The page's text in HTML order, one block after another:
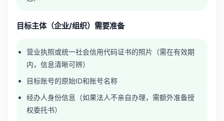
目标主体（企业/组织）需要准备
营业执照或统一社会信用代码证书的照片（需在有效期
内，信息清晰可辨）
目标账号的原始ID和账号名称
经办人身份信息（如果法人不亲自办理，需额外准备授
权委托书）